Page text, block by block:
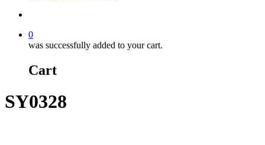
0
was successfully added to your cart.
Cart
SY0328